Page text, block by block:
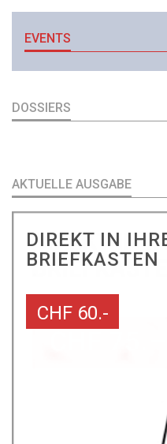
EVENTS
DOSSIERS
AKTUELLE AUSGABE
DIREKT IN
BRIEFKASTEN
CHF 60.-